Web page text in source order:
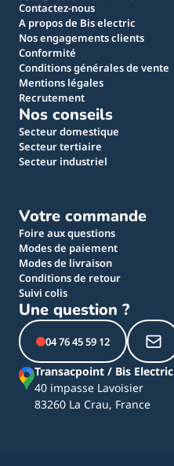
Contactez-nous
A propos de Bis electric
Nos engagements clients
Conformité
Conditions générales de vente
Mentions légales
Recrutement
Nos conseils
Secteur domestique
Secteur tertiaire
Secteur industriel
Votre commande
Foire aux questions
Modes de paiement
Modes de livraison
Conditions de retour
Suivi colis
Une question ?
04 76 45 59 12
Transacpoint / Bis Electric
40 impasse Lavoisier
83260 La Crau, France